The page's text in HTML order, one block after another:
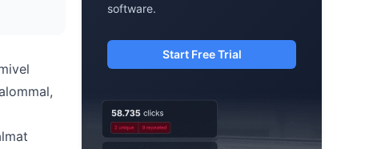
software.
Start Free Trial